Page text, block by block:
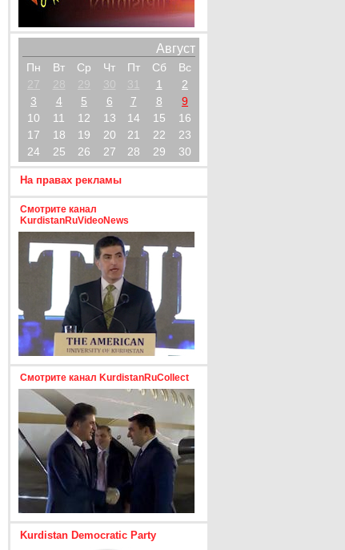
Август
Пн Вт Ср Чт Пт Сб
Вс
27
28 29 30 31 1
2
3
4 5 6 7 8
9
10
11 12 13 14 15
16
17
18 19 20 21 22
23
24
25 26 27 28 29 30
На правах рекламы
Смотрите канал
KurdistanRuVideoNews
Смотрите канал KurdistanRuCollect
Kurdistan Democratic Party